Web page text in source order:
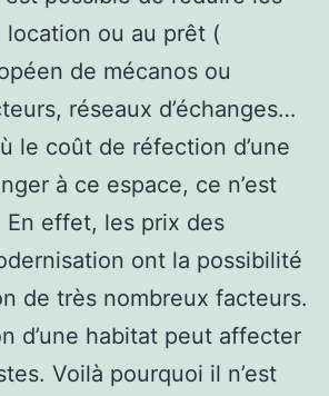
location ou au prêt (
de mécanos ou
réseaux d’échanges…
le coût de réfection d’une
à ce espace, ce n’est
En effet, les prix des
ont la possibilité
de très nombreux facteurs.
d’une habitat peut affecter
Voilà pourquoi il n’est